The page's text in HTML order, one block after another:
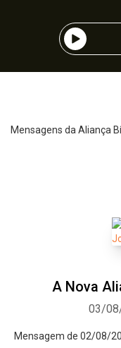
Mensagens da Aliança
A Nova
03/
Mensagem de 02/08/